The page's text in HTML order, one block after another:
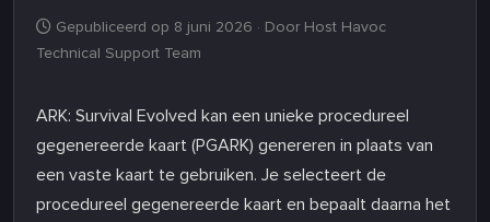
Gepubliceerd op 8 juni 2026 · Door Host Havoc
Technical Support Team
ARK: Survival Evolved kan een unieke procedureel
gegenereerde kaart (PGARK) genereren in plaats van
een vaste kaart te gebruiken. Je selecteert de
procedureel gegenereerde kaart en bepaalt daarna het